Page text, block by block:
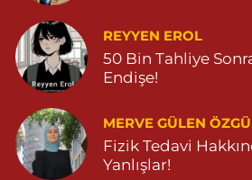
REYYEN EROL
50 Bin Tahliye
Endişe!
MERVE GÜLEN
Fizik Tedavi
Yanlışlar!